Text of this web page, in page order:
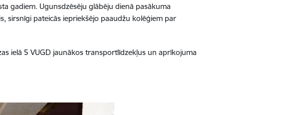
gadiem. Ugunsdzēsēju glābēju dienā pasākuma
sirsnīgi pateicās iepriekšējo paaudžu kolēģiem par
ielā 5 VUGD jaunākos transportlīdzekļus un aprīkojuma